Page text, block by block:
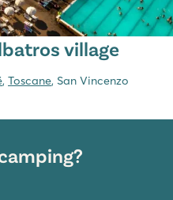
village
, Toscane, San Vincenzo